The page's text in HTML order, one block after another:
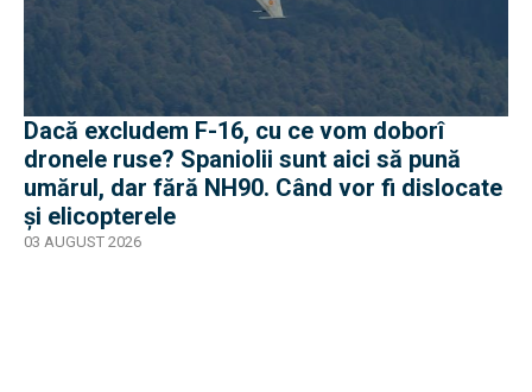
Dacă excludem F-16, cu ce vom doborî
dronele ruse? Spaniolii sunt aici să pună
umărul, dar fără NH90. Când vor fi dislocate
și elicopterele
03 AUGUST 2026